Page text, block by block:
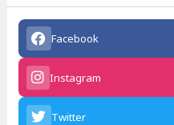
Facebook
Instagram
Twitter